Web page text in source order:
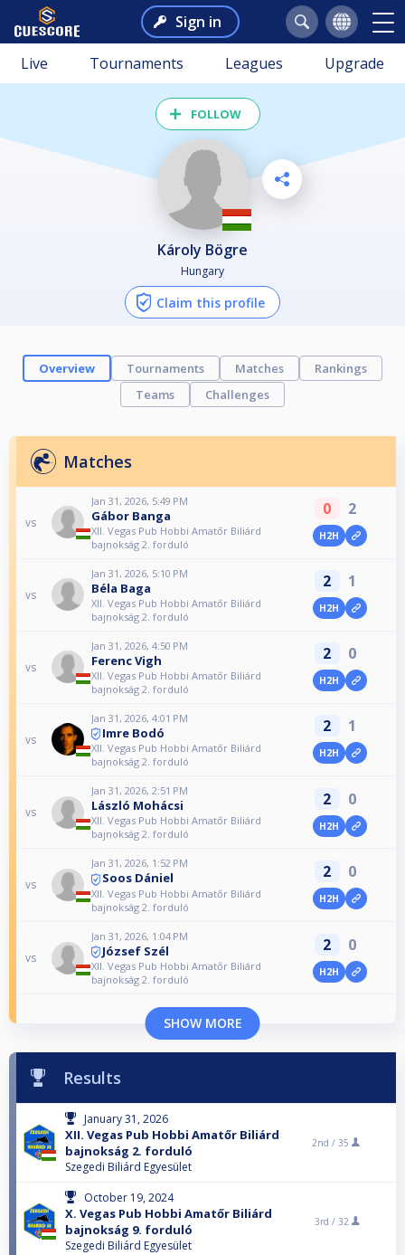
Sign in
Live Tournaments Leagues Upgrade
FOLLOW
Károly Bögre
Hungary
Claim this profile
Overview Tournaments Matches
Rankings
Teams
Challenges
Matches
vs
Jan 31, 2026, 5:49 PM
Gábor Banga
XII. Vegas Pub Hobbi Amatőr Biliárd
bajnokság 2. forduló
0 2
H2H
vs
Jan 31, 2026, 5:10 PM
Béla Baga
XII. Vegas Pub Hobbi Amatőr Biliárd
bajnokság 2. forduló
2 1
H2H
vs
Jan 31, 2026, 4:50 PM
Ferenc Vigh
XII. Vegas Pub Hobbi Amatőr Biliárd
bajnokság 2. forduló
2 0
H2H
vs
Jan 31, 2026, 4:01 PM
Imre Bodó
XII. Vegas Pub Hobbi Amatőr Biliárd
bajnokság 2. forduló
2 1
H2H
vs
Jan 31, 2026, 2:51 PM
László Mohácsi
XII. Vegas Pub Hobbi Amatőr Biliárd
bajnokság 2. forduló
2 0
H2H
vs
Jan 31, 2026, 1:52 PM
Soos Dániel
XII. Vegas Pub Hobbi Amatőr Biliárd
bajnokság 2. forduló
2 0
H2H
vs
Jan 31, 2026, 1:04 PM
József Szél
XII. Vegas Pub Hobbi Amatőr Biliárd
bajnokság 2. forduló
2 0
H2H
SHOW MORE
Results
January 31, 2026
XII. Vegas Pub Hobbi Amatőr Biliárd
bajnokság 2. forduló
Szegedi Biliárd Egyesület
2nd / 35
October 19, 2024
X. Vegas Pub Hobbi Amatőr Biliárd
bajnokság 9. forduló
Szegedi Biliárd Egyesület
3rd / 32